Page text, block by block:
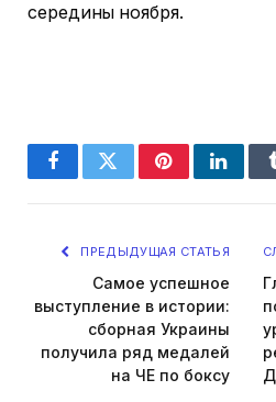
середины ноября.
FacebookTwitterPinterest
ПРЕДЫДУЩАЯ СТАТЬЯ
Самое успешное
выступление в истории:
сборная Украины
получила ряд медалей
на ЧЕ по боксу